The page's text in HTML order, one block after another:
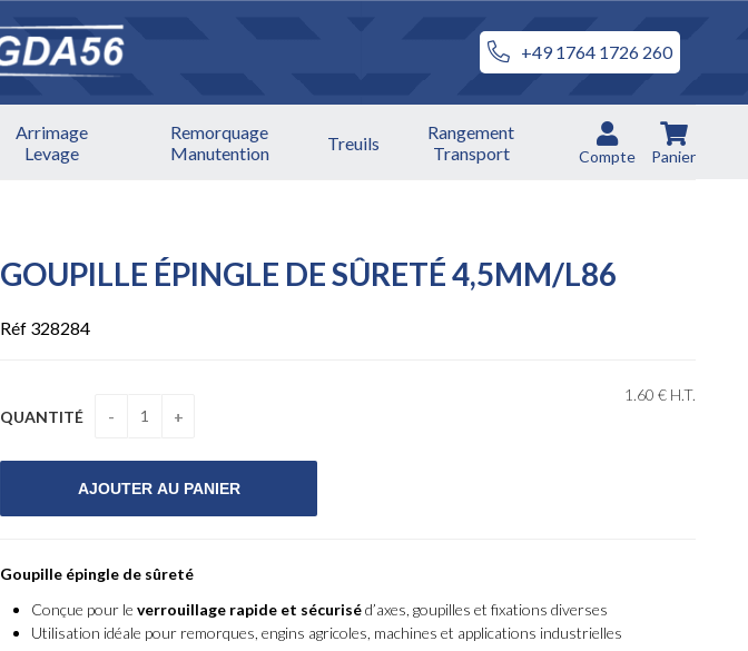
+49 1764 1726 260
Arrimage
Levage
Remorquage
Manutention
Treuils
Rangement
Transport
Compte Panier
GOUPILLE ÉPINGLE DE SÛRETÉ 4,5MM/L86
Réf 328284
1 .60 € H.T.
QUANTITÉ
Goupille épingle de sûreté
Conçue pour le verrouillage rapide et sécuriséd’axes, goupilles et fixations diverses
Utilisation idéale pour remorques, engins agricoles, machines et applications industrielles